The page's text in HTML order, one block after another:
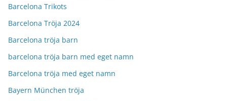
Barcelona Trikots
Barcelona Tröja 2024
Barcelona tröja barn
barcelona tröja barn med eget namn
Barcelona tröja med eget namn
Bayern München tröja